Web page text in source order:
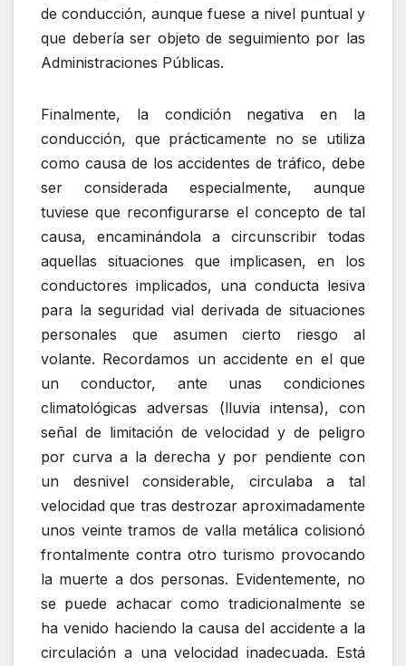
de conducción, aunque fuese a nivel puntual y
que debería ser objeto de seguimiento por las
Administraciones Públicas.
Finalmente, la condición negativa en la
conducción, que prácticamente no se utiliza
como causa de los accidentes de tráfico, debe
ser considerada especialmente, aunque
tuviese que reconfigurarse el concepto de tal
causa, encaminándola a circunscribir todas
aquellas situaciones que implicasen, en los
conductores implicados, una conducta lesiva
para la seguridad vial derivada de situaciones
personales que asumen cierto riesgo al
volante. Recordamos un accidente en el que
un conductor, ante unas condiciones
climatológicas adversas (lluvia intensa), con
señal de limitación de velocidad y de peligro
por curva a la derecha y por pendiente con
un desnivel considerable, circulaba a tal
velocidad que tras destrozar aproximadamente
unos veinte tramos de valla metálica colisionó
frontalmente contra otro turismo provocando
la muerte a dos personas. Evidentemente, no
se puede achacar como tradicionalmente se
ha venido haciendo la causa del accidente a la
circulación a una velocidad inadecuada. Está